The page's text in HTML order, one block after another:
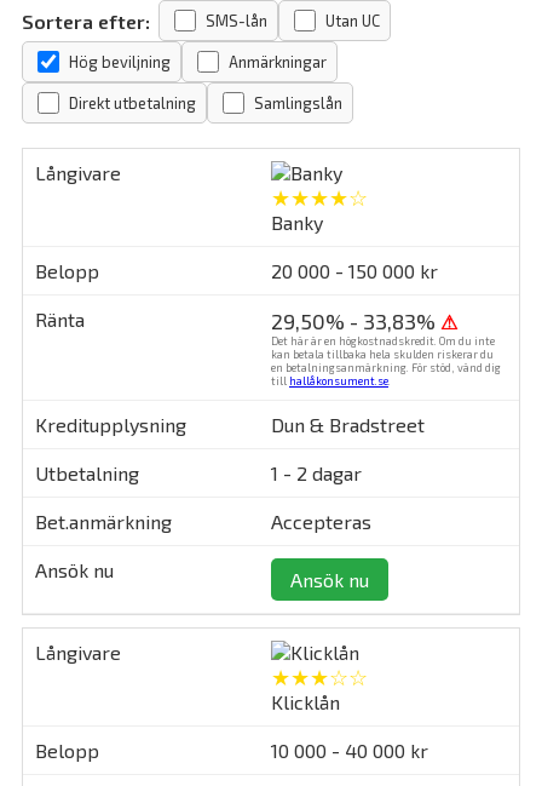
Sortera efter: SMS-lån Utan UC
Hög beviljning Anmärkningar
Direkt utbetalning Samlingslån
★★★★☆
Banky
20 000 - 150 000 kr
29,50% - 33,83% ⚠
Det här är en högkostnadskredit. Om du inte
kan betala tillbaka hela skulden riskerar du
en betalningsanmärkning. För stöd, vänd dig
till hallåkonsument.se
Dun & Bradstreet
1 - 2 dagar
Accepteras
Ansök nu
★★★☆☆
Klicklån
10 000 - 40 000 kr